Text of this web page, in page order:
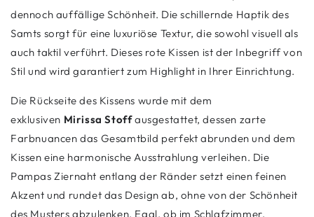
dennoch auffällige Schönheit. Die schillernde Haptik des
Samts sorgt für eine luxuriöse Textur, die sowohl visuell als
auch taktil verführt. Dieses rote Kissen ist der Inbegriff von
Stil und wird garantiert zum Highlight in Ihrer Einrichtung.
Die Rückseite des Kissens wurde mit dem
exklusiven Mirissa Stoffausgestattet, dessen zarte
Farbnuancen das Gesamtbild perfekt abrunden und dem
Kissen eine harmonische Ausstrahlung verleihen. Die
Pampas Ziernaht entlang der Ränder setzt einen feinen
Akzent und rundet das Design ab, ohne von der Schönheit
des Musters abzulenken. Egal, ob im Schlafzimmer,